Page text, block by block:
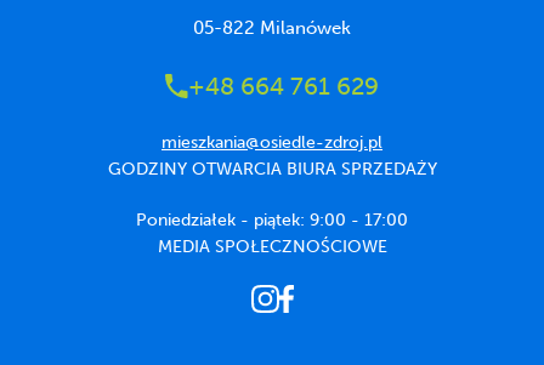
05-822 Milanówek
+48 664 761 629
mieszkania@osiedle-zdroj.pl
GODZINY OTWARCIA BIURA SPRZEDAŻY
Poniedziałek - piątek: 9:00 - 17:00
MEDIA SPOŁECZNOŚCIOWE